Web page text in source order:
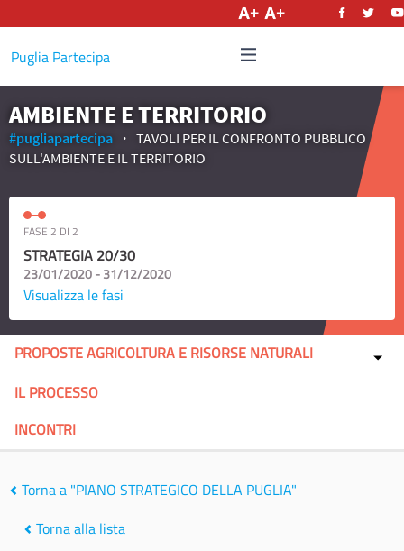
Puglia Partecipa
AMBIENTE E TERRITORIO
#pugliapartecipa
TAVOLI PER IL CONFRONTO PUBBLICO
SULL'AMBIENTE E IL TERRITORIO
FASE 2 DI 2
STRATEGIA 20/30
23/01/2020 - 31/12/2020
Visualizza le fasi
PROPOSTE AGRICOLTURA E RISORSE NATURALI
IL PROCESSO
INCONTRI
Torna a "PIANO STRATEGICO DELLA PUGLIA"
Torna alla lista